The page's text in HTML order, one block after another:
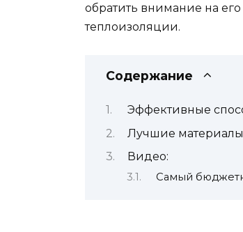
обратить внимание на
теплоизоляции.
Содержание
Эффективные
Лучшие
Видео:
Самый